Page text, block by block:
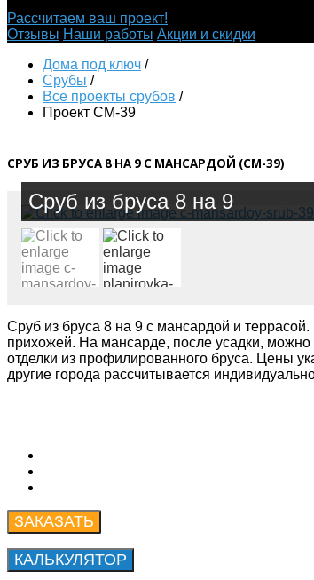
Рассчитаем ваш проект!
Отзывы Наши работы Акции и скидки
Дома под ключ /
Срубы /
Все проекты срубов /
Проект СМ-39
СРУБ ИЗ БРУСА 8 НА 9 С МАНСАРДОЙ (СМ-39)
Сруб из бруса 8 на 9
Сруб из бруса 8 на 9 с мансардой и
прихожей. На мансарде, после усадки,
отделки из профилированного бруса. Цены
другие города рассчитывается